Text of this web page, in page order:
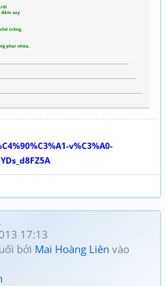
say
trông.
phai nhòa.
v%C3%A0-
17:13
bởi Mai Hoàng Liên vào